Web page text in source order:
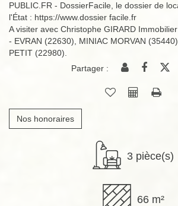
PUBLIC.FR - DossierFacile, le dossier de
l'État : https://www.dossier facile.fr
A visiter avec Christophe GIRARD
- EVRAN (22630), MINIAC MORVAN
PETIT (22980).
Partager :
Nos honoraires
3 pièce(s)
66 m²